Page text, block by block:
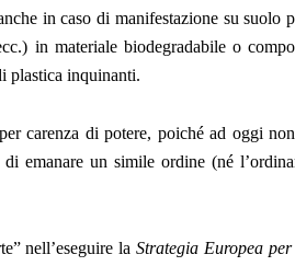
in caso di manifestazione su suolo
in materiale biodegradabile o
plastica inquinanti.
carenza di potere, poiché ad oggi
emanare un simile ordine (né
nell’eseguire laStrategia Europea